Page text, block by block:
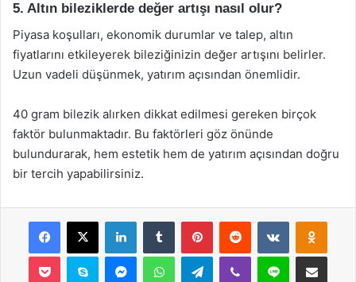
5. Altın bileziklerde değer artışı nasıl olur?
Piyasa koşulları, ekonomik durumlar ve talep, altın
fiyatlarını etkileyerek bileziğinizin değer artışını belirler.
Uzun vadeli düşünmek, yatırım açısından önemlidir.
40 gram bilezik alırken dikkat edilmesi gereken birçok
faktör bulunmaktadır. Bu faktörleri göz önünde
bulundurarak, hem estetik hem de yatırım açısından doğru
bir tercih yapabilirsiniz.
Facebook
X LinkedInTumblr PinterestReddit VKontakte
Pocket Skype MessengerWhatsAppTelegramViber Line E-Posta ile